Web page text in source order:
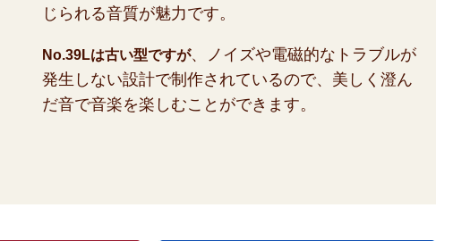
じられる音質が魅力です。
No.39Lは古い型ですが、ノイズや電磁的なトラブルが
発生しない設計で制作されているので、美しく澄ん
だ音で音楽を楽しむことができます。